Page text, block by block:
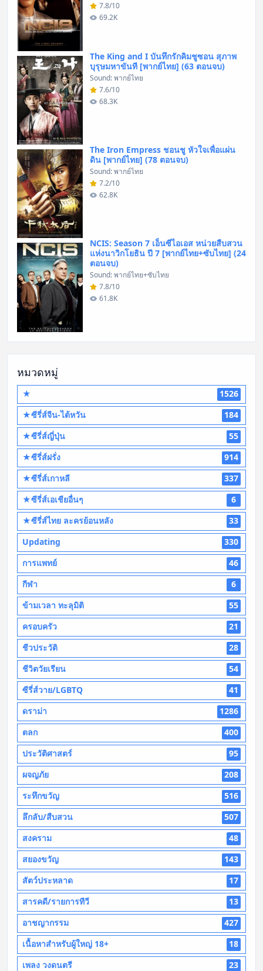
7.8/10
69.2K
The King and I บันทึกรักคิมชูซอน สุภาพ
บุรุษมหาขันที [พากย์ไทย] (63 ตอนจบ)
Sound: พากย์ไทย
7.6/10
68.3K
The Iron Empress ชอนชู หัวใจเพื่อแผ่น
ดิน [พากย์ไทย] (78 ตอนจบ)
Sound: พากย์ไทย
7.2/10
62.8K
NCIS: Season 7 เอ็นซีไอเอส หน่วยสืบสวน
แห่งนาวิกโยธิน ปี 7 [พากย์ไทย+ซับไทย] (24
ตอนจบ)
Sound: พากย์ไทย+ซับไทย
7.8/10
61.8K
หมวดหมู่
★
1526
★ซีรี่ส์จีน-ไต้หวัน
184
★ซีรี่ส์ญี่ปุ่น
55
★ซีรี่ส์ฝรั่ง
914
★ซีรี่ส์เกาหลี
337
★ซีรี่ส์เอเชียอื่นๆ
6
★ซีรี่ส์ไทย ละครย้อนหลัง
33
Updating
330
การแพทย์
46
กีฬา
6
ข้ามเวลา ทะลุมิติ
55
ครอบครัว
21
ชีวประวัติ
28
ชีวิตวัยเรียน
54
ซีรี่ส์วาย/LGBTQ
41
ดราม่า
1286
ตลก
400
ประวัติศาสตร์
95
ผจญภัย
208
ระทึกขวัญ
516
ลึกลับ/สืบสวน
507
สงคราม
48
สยองขวัญ
143
สัตว์ประหลาด
17
สารคดี/รายการทีวี
13
อาชญากรรม
427
เนื้อหาสำหรับผู้ใหญ่ 18+
18
เพลง วงดนตรี
23